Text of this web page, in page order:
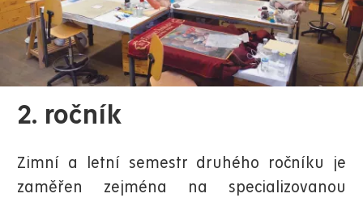
2. ročník
Zimní a letní semestr druhého ročníku je
zaměřen zejména na specializovanou